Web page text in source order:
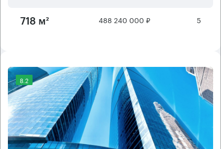
718 м² 488 240 000 ₽ 5
8.2